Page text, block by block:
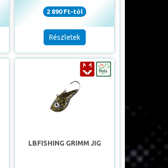
2 890 Ft-tól
Részletek
LBFISHING GRIMM JIG